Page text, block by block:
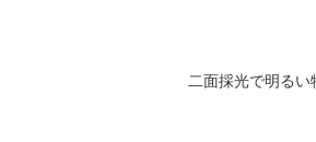
二面採光で明るい